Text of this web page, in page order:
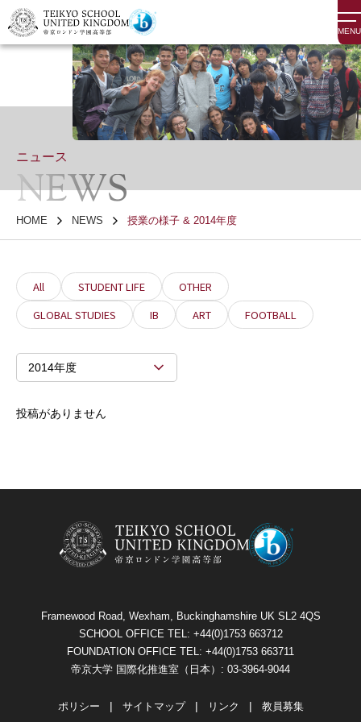
MENU
ニュース
NEWS
HOME NEWS 授業の様子 & 2014年度
All STUDENT LIFE
OTHER
GLOBAL STUDIES
IB ART FOOTBALL
2014年度
投稿がありません
Framewood Road, Wexham, Buckinghamshire UK SL2 4QS
SCHOOL OFFICE TEL: +44(0)1753 663712
FOUNDATION OFFICE TEL: +44(0)1753 663711
帝京大学 国際化推進室（日本）: 03-3964-9044
ポリシー サイトマップ リンク 教員募集